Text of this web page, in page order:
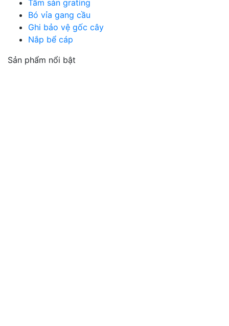
Tấm sàn grating
Bó vỉa gang cầu
Ghi bảo vệ gốc cây
Nắp bể cáp
Sản phẩm nổi bật